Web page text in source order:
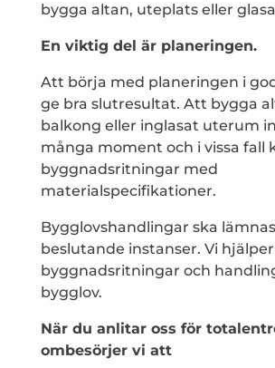
bygga altan, uteplats eller
En viktig del är planeringen.
Att börja med planeringen i
ge bra slutresultat. Att bygga
balkong eller inglasat uterum
många moment och i vissa fall
byggnadsritningar med
materialspecifikationer.
Bygglovshandlingar ska
beslutande instanser. Vi
byggnadsritningar och
bygglov.
När du anlitar oss för
ombesörjer vi att